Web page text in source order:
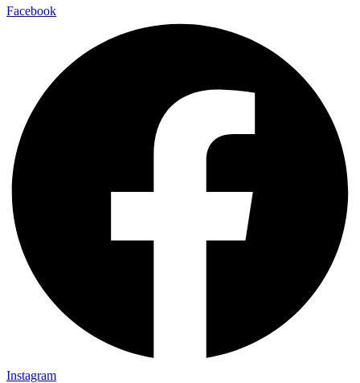
Facebook
Instagram